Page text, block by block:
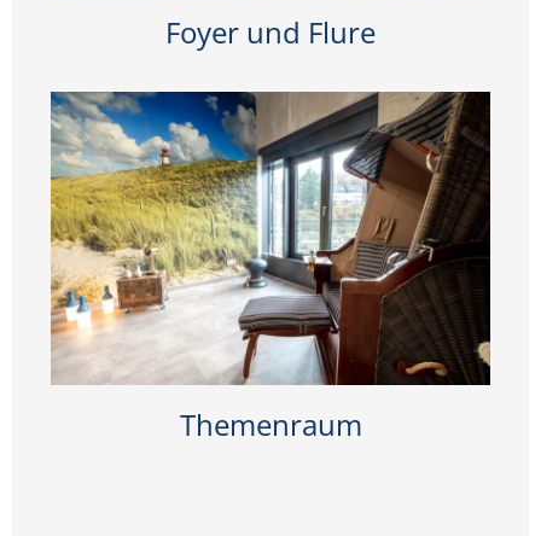
Foyer und Flure
Themenraum